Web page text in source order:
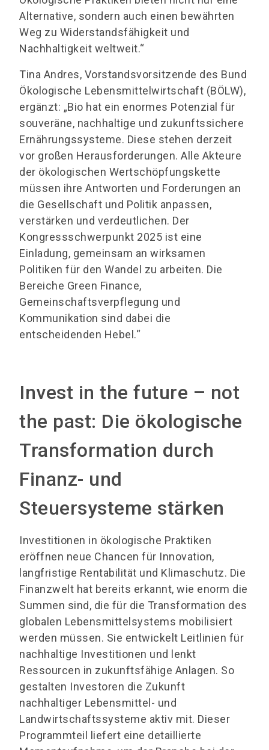
Alternative, sondern auch einen bewährten
Weg zu Widerstandsfähigkeit und
Nachhaltigkeit weltweit.“
Tina Andres, Vorstandsvorsitzende des Bund
Ökologische Lebensmittelwirtschaft (BÖLW),
ergänzt: „Bio hat ein enormes Potenzial für
souveräne, nachhaltige und zukunftssichere
Ernährungssysteme. Diese stehen derzeit
vor großen Herausforderungen. Alle Akteure
der ökologischen Wertschöpfungskette
müssen ihre Antworten und Forderungen an
die Gesellschaft und Politik anpassen,
verstärken und verdeutlichen. Der
Kongressschwerpunkt 2025 ist eine
Einladung, gemeinsam an wirksamen
Politiken für den Wandel zu arbeiten. Die
Bereiche Green Finance,
Gemeinschaftsverpflegung und
Kommunikation sind dabei die
entscheidenden Hebel.“
Invest in the future – not
the past: Die ökologische
Transformation durch
Finanz- und
Steuersysteme stärken
Investitionen in ökologische Praktiken
eröffnen neue Chancen für Innovation,
langfristige Rentabilität und Klimaschutz. Die
Finanzwelt hat bereits erkannt, wie enorm die
Summen sind, die für die Transformation des
globalen Lebensmittelsystems mobilisiert
werden müssen. Sie entwickelt Leitlinien für
nachhaltige Investitionen und lenkt
Ressourcen in zukunftsfähige Anlagen. So
gestalten Investoren die Zukunft
nachhaltiger Lebensmittel- und
Landwirtschaftssysteme aktiv mit. Dieser
Programmteil liefert eine detaillierte